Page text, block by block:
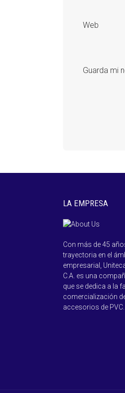
Web
Guarda mi
LA EMPRESA
Con más de 45
trayectoria en el
empresarial,
C.A. es una
que se dedica a la
comercialización
accesorios de PVC.